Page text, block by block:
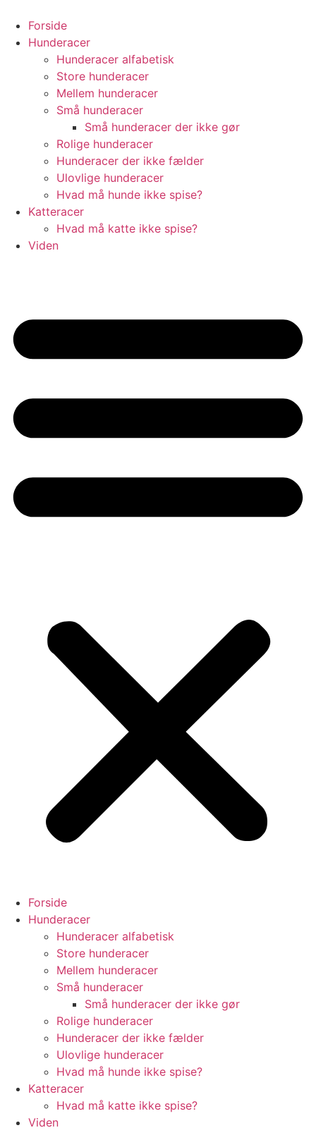
indhold
Forside
Hunderacer
Hunderacer alfabetisk
Store hunderacer
Mellem hunderacer
Små hunderacer
Små hunderacer der ikke gør
Rolige hunderacer
Hunderacer der ikke fælder
Ulovlige hunderacer
Hvad må hunde ikke spise?
Katteracer
Hvad må katte ikke spise?
Viden
Forside
Hunderacer
Hunderacer alfabetisk
Store hunderacer
Mellem hunderacer
Små hunderacer
Små hunderacer der ikke gør
Rolige hunderacer
Hunderacer der ikke fælder
Ulovlige hunderacer
Hvad må hunde ikke spise?
Katteracer
Hvad må katte ikke spise?
Viden